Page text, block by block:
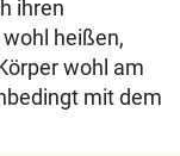
ihren
heißen,
wohl am
mit dem